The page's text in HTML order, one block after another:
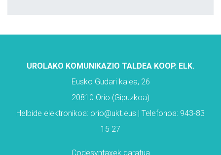
UROLAKO KOMUNIKAZIO TALDEA KOOP. ELK.
Eusko Gudari kalea, 26
20810 Orio (Gipuzkoa)
Helbide elektronikoa: orio@ukt.eus | Telefonoa: 943-83
15 27
Codesyntaxek garatua